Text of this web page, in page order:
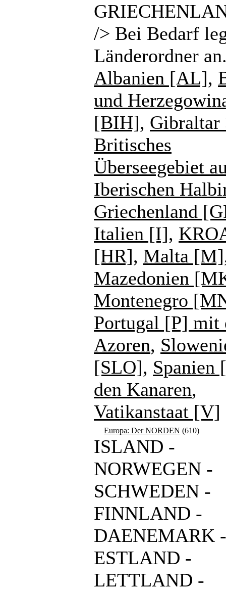
/> Bei Bedarf
Länderordner
Albanien [AL],
und
[BIH], Gibraltar
Britisches
Überseegebiet
Iberischen
Griechenland
Italien [I],
[HR], Malta [M]
Mazedonien
Montenegro
Portugal [P] mit
Azoren,
[SLO], Spanien
den Kanaren,
Vatikanstaat [V]
Europa: Der NORDEN (610)
ISLAND -
NORWEGEN -
SCHWEDEN -
FINNLAND -
DAENEMARK -
ESTLAND -
LETTLAND -